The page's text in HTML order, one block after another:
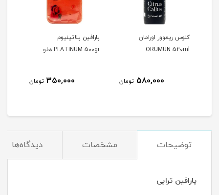
کلوس ریموور اورامان
ORUMUN 520ml
580,000 تومان
پارافین پلاتینیوم
PLATINUM 500gr هلو
350,000 تومان
توضیحات مشخصات دیدگاه‌ها
پارافین تراپی